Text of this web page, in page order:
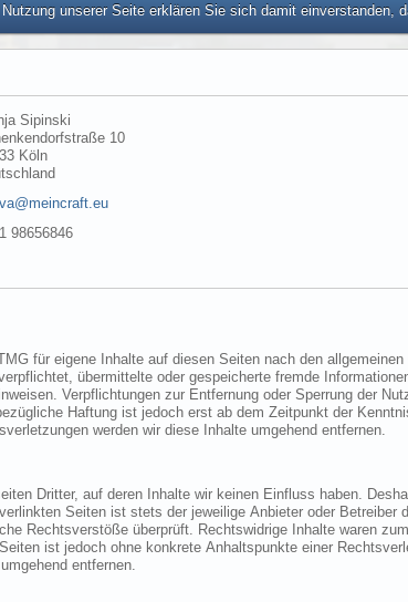
unserer Seite erklären Sie sich damit einverstanden,
Sipinski
10
Köln
98656846
Nach §§ 8 bis 10
Bei Bekanntwerden von entsprechenden Rechtsverletzungen werden wir diese Inhalte umgehend entfernen.
können wir für diese fremden Inhalte auch
Links umgehend entfernen.